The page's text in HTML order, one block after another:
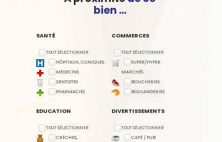
bien ...
SANTÉ
TOUT SÉLECTIONNER
HÔPITAUX, CLINIQUES
MÉDECINS
DENTISTES
PHARMACIES
COMMERCES
TOUT SÉLECTIONNER
SUPER/HYPER
MARCHÉS
BOUCHERIES
BOULANGERIES
EDUCATION
TOUT SÉLECTIONNER
CRÈCHES,
DIVERTISSEMENTS
TOUT SÉLECTIONNER
CAFÉ / PUB